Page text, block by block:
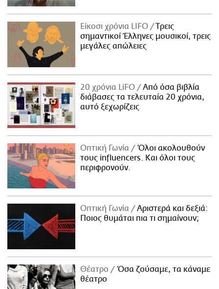
Είκοσι χρόνια LIFO
Tρεις
σημαντικοί Έλληνες μουσικοί, τρεις
μεγάλες απώλειες
20 χρόνια LiFO
Από όσα βιβλία
διάβασες τα τελευταία 20 χρόνια,
αυτό ξεχωρίζεις
Οπτική Γωνία
Όλοι ακολουθούν
τους influencers. Και όλοι τους
περιφρονούν.
Οπτική Γωνία
Αριστερά και δεξιά:
Ποιος θυμάται πια τι σημαίνουν;
Θέατρο
Όσα ζούσαμε, τα κάναμε
θέατρο